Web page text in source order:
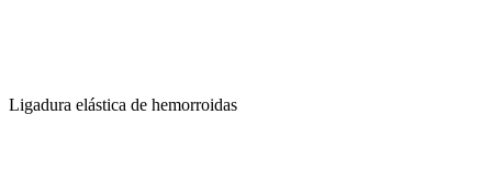
Ligadura elástica de hemorroidas